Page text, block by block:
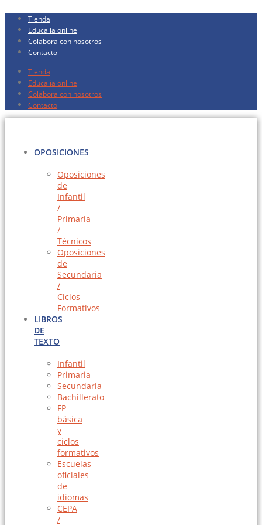
contenido
Tienda
Educalia online
Colabora con nosotros
Contacto
Tienda
Educalia online
Colabora con nosotros
Contacto
OPOSICIONES
Oposiciones
de
Infantil
/
Primaria
/
Técnicos
Oposiciones
de
Secundaria
/
Ciclos
Formativos
LIBROS
DE
TEXTO
Infantil
Primaria
Secundaria
Bachillerato
FP
básica
y
ciclos
formativos
Escuelas
oficiales
de
idiomas
CEPA
/